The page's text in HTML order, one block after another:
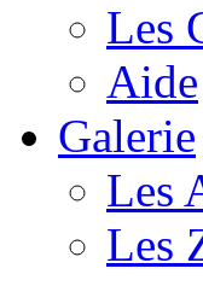
Les
Aide
Galerie
Les
Les